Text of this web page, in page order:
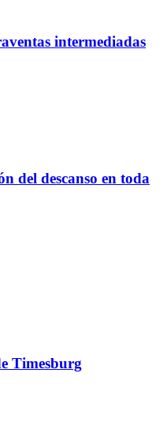
intermediadas
del descanso en toda
Timesburg